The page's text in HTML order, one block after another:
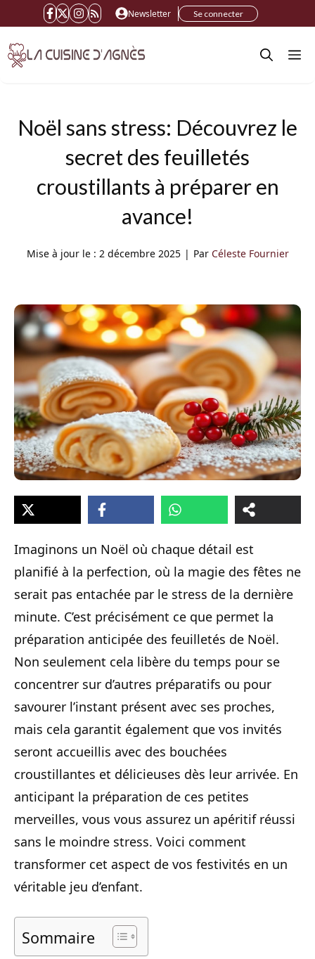
contenu
Newsletter Se connecter
Noël sans stress: Découvrez le
secret des feuilletés
croustillants à préparer en
avance!
Mise à jour le : 2 décembre 2025 | Par Céleste Fournier
Imaginons un Noël où chaque détail est
planifié à la perfection, où la magie des fêtes ne
serait pas entachée par le stress de la dernière
minute. C’est précisément ce que permet la
préparation anticipée des feuilletés de Noël.
Non seulement cela libère du temps pour se
concentrer sur d’autres préparatifs ou pour
savourer l’instant présent avec ses proches,
mais cela garantit également que vos invités
seront accueillis avec des bouchées
croustillantes et délicieuses dès leur arrivée. En
anticipant la préparation de ces petites
merveilles, vous vous assurez un apéritif réussi
sans le moindre stress. Voici comment
transformer cet aspect de vos festivités en un
véritable jeu d’enfant.
Sommaire